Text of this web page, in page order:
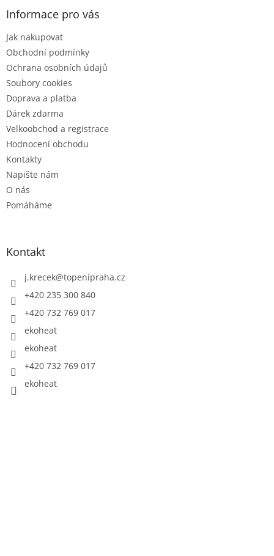
Informace pro vás
Jak nakupovat
Obchodní podmínky
Ochrana osobních údajů
Soubory cookies
Doprava a platba
Dárek zdarma
Velkoobchod a registrace
Hodnocení obchodu
Kontakty
Napište nám
O nás
Pomáháme
Kontakt
j.krecek@topenipraha.cz
+420 235 300 840
+420 732 769 017
ekoheat
ekoheat
+420 732 769 017
ekoheat